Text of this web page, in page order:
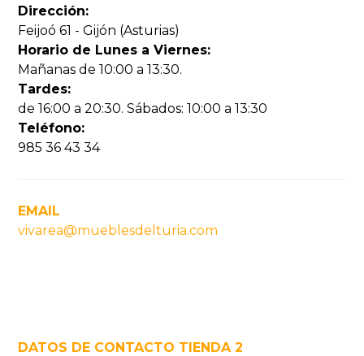
Dirección:
Feijoó 61 - Gijón (Asturias)
Horario de Lunes a Viernes:
Mañanas de 10:00 a 13:30.
Tardes:
de 16:00 a 20:30. Sábados: 10:00 a 13:30
Teléfono:
985 36 43 34
EMAIL
vivarea@mueblesdelturia.com
DATOS DE CONTACTO TIENDA 2